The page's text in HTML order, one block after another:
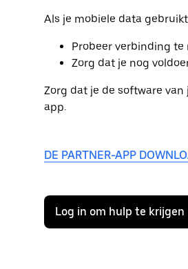
Als je mobiele data
Probeer verbinding
Zorg dat je nog
Zorg dat je de software
app.
DE PARTNER-APP
Log in om hulp te krijgen